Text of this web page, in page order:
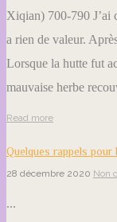
Xiqian) 700-790 J’ai
a rien de valeur.
Lorsque la hutte fut
mauvaise herbe
Read more
Quelques rappels pour
28 décembre 2020 Non
...